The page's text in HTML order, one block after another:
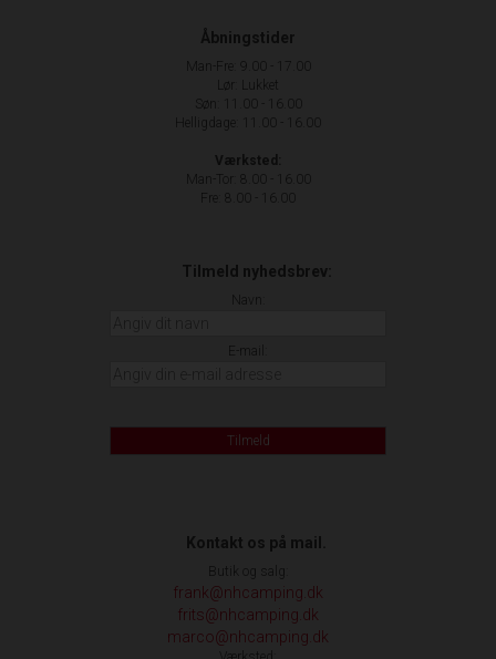
Åbningstider
Man-Fre: 9.00 - 17.00
Lør: Lukket
Søn: 11.00 - 16.00
Helligdage: 11.00 - 16.00
Værksted:
Man-Tor: 8.00 - 16.00
Fre: 8.00 - 16.00
Tilmeld nyhedsbrev:
Navn:
E-mail:
Tilmeld
Kontakt os på mail.
Butik og salg:
frank@nhcamping.dk
frits@nhcamping.dk
marco@nhcamping.dk